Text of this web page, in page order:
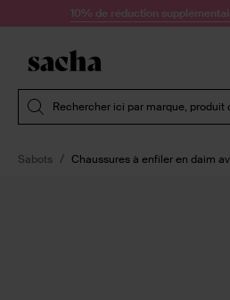
Passer au contenu
10% de réduction
Rechercher ici par marque, produit
Sabots Chaussures à enfiler en daim